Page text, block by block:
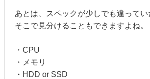
あとは、スペックが少しでも違ってい
そこで見分けることもできますよね。
・CPU
・メモリ
・HDD or SSD